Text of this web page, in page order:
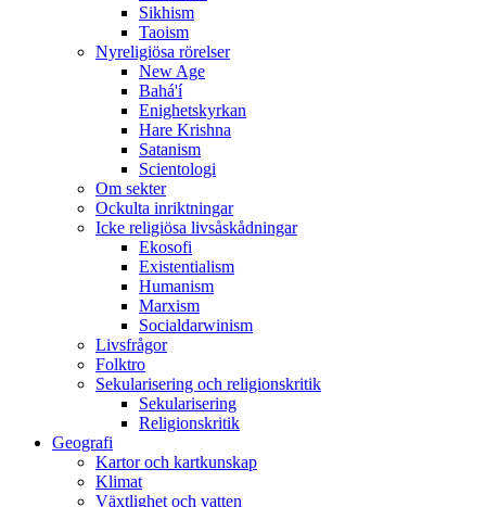
Sikhism
Taoism
Nyreligiösa rörelser
New Age
Bahá'í
Enighetskyrkan
Hare Krishna
Satanism
Scientologi
Om sekter
Ockulta inriktningar
Icke religiösa livsåskådningar
Ekosofi
Existentialism
Humanism
Marxism
Socialdarwinism
Livsfrågor
Folktro
Sekularisering och religionskritik
Sekularisering
Religionskritik
Geografi
Kartor och kartkunskap
Klimat
Växtlighet och vatten